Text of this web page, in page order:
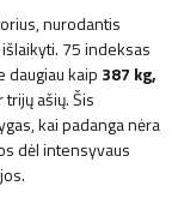
nurodantis
75 indeksas
daugiau kaip 387 kg,
ašių. Šis
kai padanga nėra
dėl intensyvaus